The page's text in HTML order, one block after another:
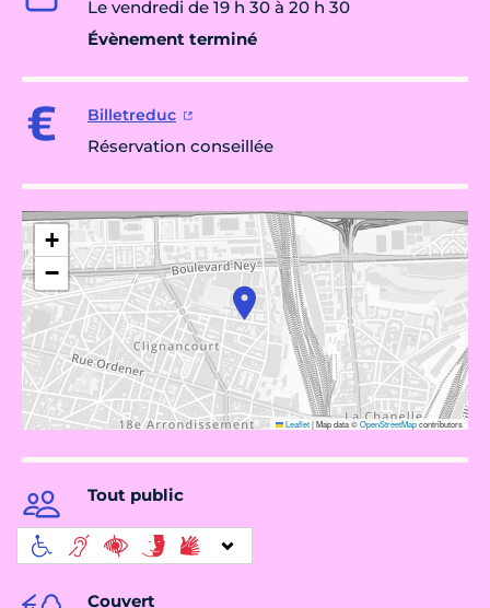
Le vendredi de 19 h 30 à 20 h 30
Évènement terminé
Billetreduc
Réservation conseillée
+
−
Leaflet|Map data ©OpenStreetMapcontributors
Tout public
Couvert